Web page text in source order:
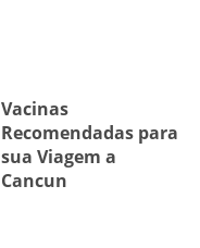
Vacinas
Recomendadas para
sua Viagem a
Cancun